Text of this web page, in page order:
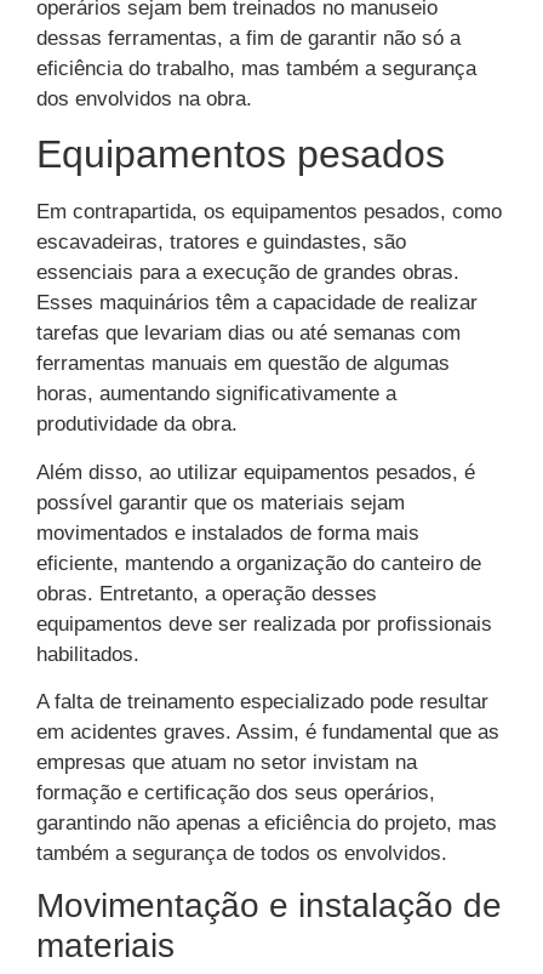
operários sejam bem treinados no manuseio
dessas ferramentas, a fim de garantir não só a
eficiência do trabalho, mas também a segurança
dos envolvidos na obra.
Equipamentos pesados
Em contrapartida, os equipamentos pesados, como
escavadeiras, tratores e guindastes, são
essenciais para a execução de grandes obras.
Esses maquinários têm a capacidade de realizar
tarefas que levariam dias ou até semanas com
ferramentas manuais em questão de algumas
horas, aumentando significativamente a
produtividade da obra.
Além disso, ao utilizar equipamentos pesados, é
possível garantir que os materiais sejam
movimentados e instalados de forma mais
eficiente, mantendo a organização do canteiro de
obras. Entretanto, a operação desses
equipamentos deve ser realizada por profissionais
habilitados.
A falta de treinamento especializado pode resultar
em acidentes graves. Assim, é fundamental que as
empresas que atuam no setor invistam na
formação e certificação dos seus operários,
garantindo não apenas a eficiência do projeto, mas
também a segurança de todos os envolvidos.
Movimentação e instalação de
materiais